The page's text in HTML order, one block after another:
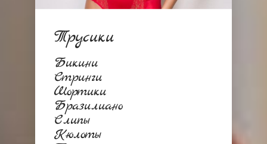
Трусики
Бикини
Стринги
Шортики
Бразилиано
Слипы
Кюлоты